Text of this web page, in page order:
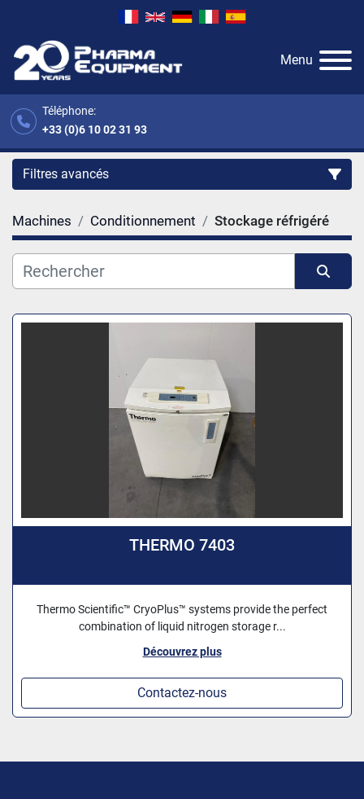
Téléphone:
+33 (0)6 10 02 31 93
Menu
Filtres avancés
Catégorie
Fabricant
Machines Conditionnement Stockage réfrigéré
THERMO 7403
Thermo Scientific™ CryoPlus™ systems provide the perfect
combination of liquid nitrogen storage r...
Découvrez plus
Contactez-nous